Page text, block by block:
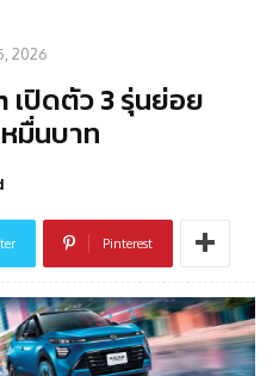
2026
เปิดตัว 3 รุ่นย่อย
มื่นบาท
Pinterest